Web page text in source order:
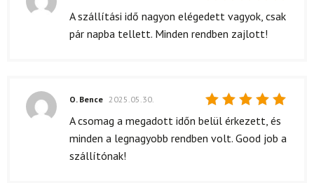
Értékelés:
/ 5
A szállítási idő nagyon elégedett vagyok, csak
pár napba tellett. Minden rendben zajlott!
Értékelés:
O. Bence 2025.05.30.
A csomag a megadott időn belül érkezett, és
minden a legnagyobb rendben volt. Good job a
szállítónak!